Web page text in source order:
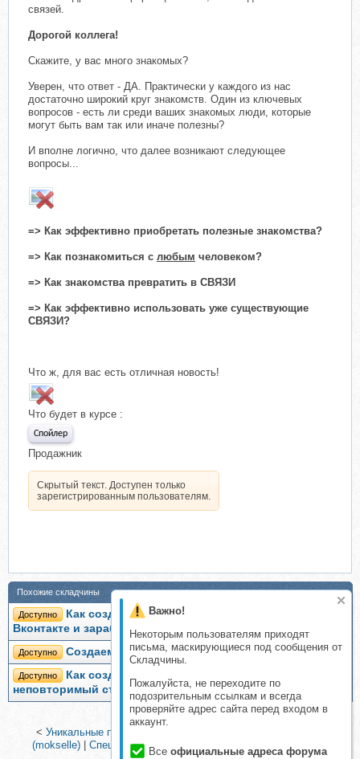
Важно!
Некоторым пользователям приходят
письма, маскирующиеся под сообщения от
Складчины.
Пожалуйста, не переходите по
подозрительным ссылкам и всегда
проверяйте адрес сайта перед входом в
аккаунт.
Все официальные адреса форума
связей.
Дорогой коллега!
Скажите, у вас много знакомых?
Уверен, что ответ - ДА. Практически у каждого из нас
достаточно широкий круг знакомств. Один из ключевых
вопросов - есть ли среди ваших знакомых люди, которые
могут быть вам так или иначе полезны?
И вполне логично, что далее возникают следующее
вопросы...
=> Как эффективно приобретать полезные знакомства?
=> Как познакомиться с любым человеком?
=> Как знакомства превратить в СВЯЗИ
=> Как эффективно использовать уже существующие
СВЯЗИ?
Что ж, для вас есть отличная новость!
Что будет в курсе :
Спойлер
Продажник
Скрытый текст. Доступен только
зарегистрированным пользователям.
Похожие складчины
Доступно
Как создать свой бизнес в социальной сети
Вконтакте и зарабатывать до 5 000 в день (Игорь Зуевич)
Доступно Создаем нейронную сеть (Тарик Рашид)
Доступно
Как создать свой индивидуальный,
неповторимый стиль (Роман Медный)
< Уникальные продающие материалы для Вашего бизнеса
(mokselle)| Спецназ Facebook или Как выкачивать деньги из